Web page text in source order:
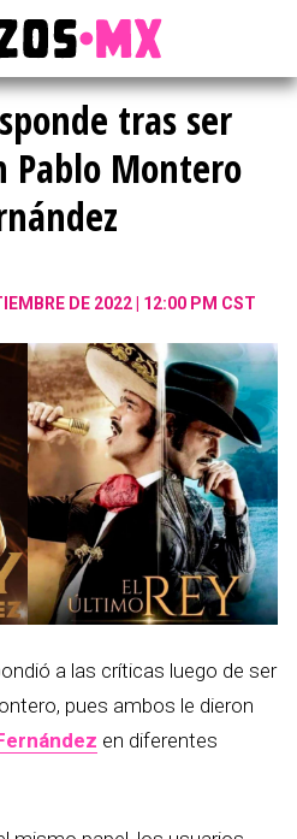
tras ser
Pablo Montero
DE 2022 | 12:00 PM CST
a las críticas luego de ser
pues ambos le dieron
en diferentes